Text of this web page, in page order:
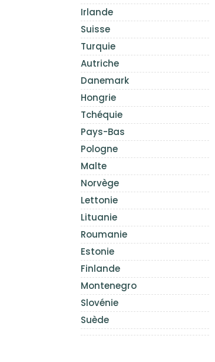
Irlande
Suisse
Turquie
Autriche
Danemark
Hongrie
Tchéquie
Pays-Bas
Pologne
Malte
Norvège
Lettonie
Lituanie
Roumanie
Estonie
Finlande
Montenegro
Slovénie
Suède